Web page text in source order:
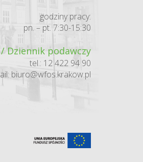
godziny pracy:
pn. – pt. 7:30-15:30
Dziennik podawczy
tel.: 12 422 94 90
biuro@wfos.krakow.pl